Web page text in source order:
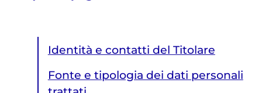
Identità e contatti del Titolare
Fonte e tipologia dei dati personali